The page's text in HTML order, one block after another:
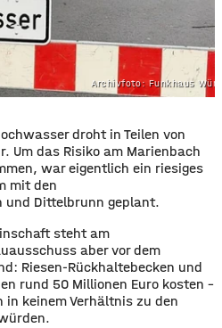
Archivfoto: Funkhaus
droht in Teilen von
Um das Risiko am Marienbach
war eigentlich ein riesiges
mit den
und Dittelbrunn geplant.
steht am
aber vor dem
Riesen-Rückhaltebecken und
rund 50 Millionen Euro kosten –
keinem Verhältnis zu den
ürden.